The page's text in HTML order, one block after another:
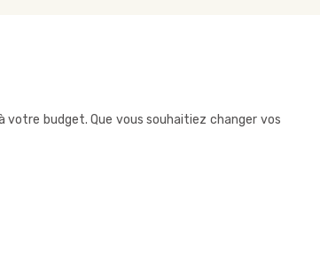
votre budget. Que vous souhaitiez changer vos